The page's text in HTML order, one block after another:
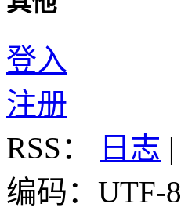
登入
注册
RSS：
日志 |
编码：UTF-8